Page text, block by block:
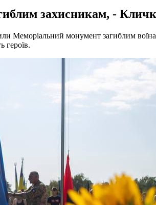
захисникам, -
Меморіальний монумент загиблим
героїв.